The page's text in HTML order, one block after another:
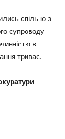
спільно з
супроводу
в
триває.